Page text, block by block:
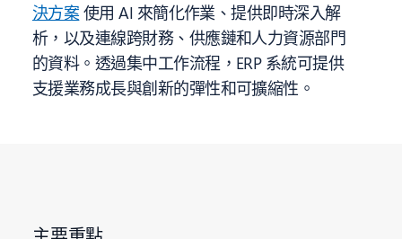
決方案 使用 AI 來簡化作業、提供即時深入解
析，以及連線跨財務、供應鏈和人力資源部門
的資料。透過集中工作流程，ERP 系統可提供
支援業務成長與創新的彈性和可擴縮性。